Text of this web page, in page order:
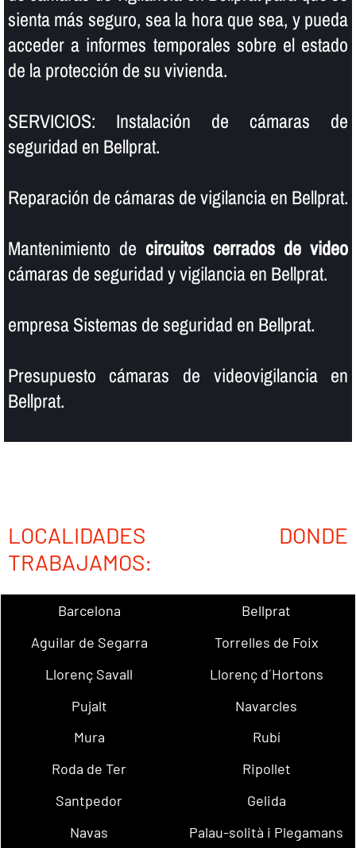
sienta más seguro, sea la hora que sea, y pueda
acceder a informes temporales sobre el estado
de la protección de su vivienda.
SERVICIOS: Instalación de cámaras de
seguridad en Bellprat.
Reparación de cámaras de vigilancia en Bellprat.
Mantenimiento de circuitos cerrados de video
cámaras de seguridad y vigilancia en Bellprat.
empresa Sistemas de seguridad en Bellprat.
Presupuesto cámaras de videovigilancia en
Bellprat.
LOCALIDADES DONDE
TRABAJAMOS:
Barcelona
Bellprat
Aguilar de Segarra
Torrelles de Foix
Llorenç Savall
Llorenç d´Hortons
Pujalt
Navarcles
Mura
Rubí
Roda de Ter
Ripollet
Santpedor
Gelida
Navas
Palau-solità i Plegamans